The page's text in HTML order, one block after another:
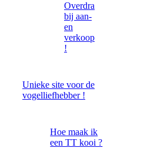
Overdrachtsverklaring
bij aan-
en
verkoop
!
Unieke site voor de
vogelliefhebber !
Hoe maak ik
een TT kooi ?